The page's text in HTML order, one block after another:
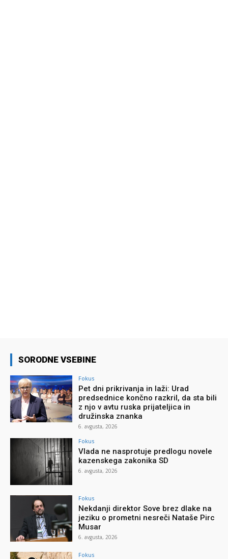
SORODNE VSEBINE
Fokus
Pet dni prikrivanja in laži: Urad
predsednice končno razkril, da sta bili
z njo v avtu ruska prijateljica in
družinska znanka
6. avgusta, 2026
Fokus
Vlada ne nasprotuje predlogu novele
kazenskega zakonika SD
6. avgusta, 2026
Fokus
Nekdanji direktor Sove brez dlake na
jeziku o prometni nesreči Nataše Pirc
Musar
6. avgusta, 2026
Fokus